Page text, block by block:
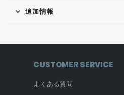
追加情報
CUSTOMER SERVICE
よくある質問